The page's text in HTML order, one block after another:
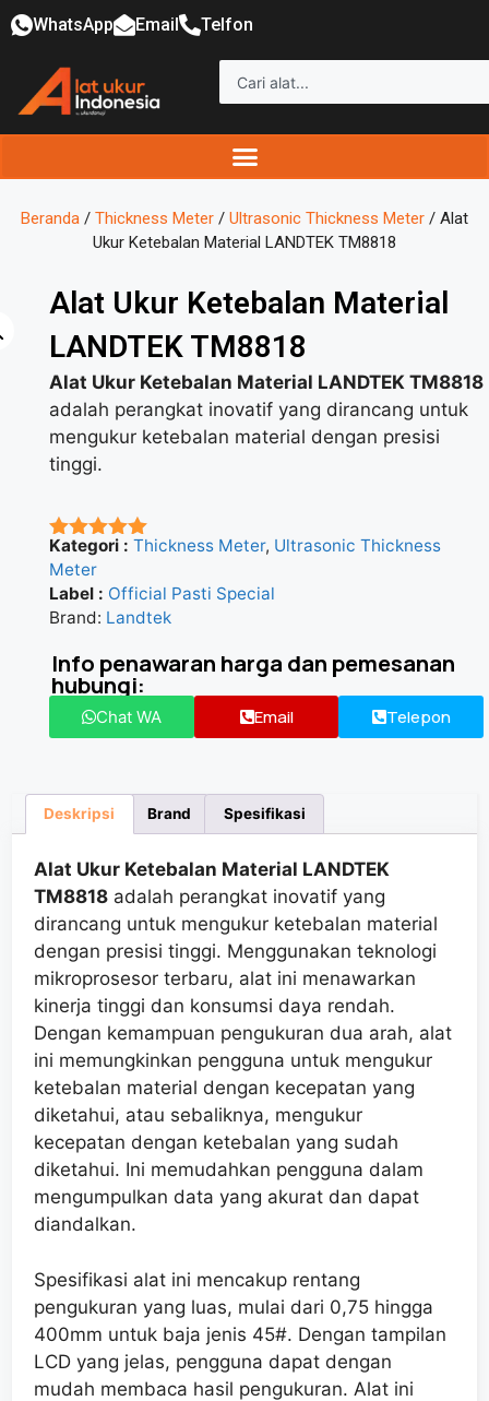
WhatsApp Email Telfon
Beranda / Thickness Meter / Ultrasonic Thickness Meter / Alat
Ukur Ketebalan Material LANDTEK TM8818
Alat Ukur Ketebalan Material
LANDTEK TM8818
Alat Ukur Ketebalan Material LANDTEK TM8818
adalah perangkat inovatif yang dirancang untuk
mengukur ketebalan material dengan presisi
tinggi.
★★★★★
Kategori : Thickness Meter, Ultrasonic Thickness
Meter
Label : Official Pasti Special
Brand: Landtek
Info penawaran harga dan pemesanan
hubungi:
Chat WA Email Telepon
Deskripsi Brand Spesifikasi
Alat Ukur Ketebalan Material LANDTEK
TM8818 adalah perangkat inovatif yang
dirancang untuk mengukur ketebalan material
dengan presisi tinggi. Menggunakan teknologi
mikroprosesor terbaru, alat ini menawarkan
kinerja tinggi dan konsumsi daya rendah.
Dengan kemampuan pengukuran dua arah, alat
ini memungkinkan pengguna untuk mengukur
ketebalan material dengan kecepatan yang
diketahui, atau sebaliknya, mengukur
kecepatan dengan ketebalan yang sudah
diketahui. Ini memudahkan pengguna dalam
mengumpulkan data yang akurat dan dapat
diandalkan.
Spesifikasi alat ini mencakup rentang
pengukuran yang luas, mulai dari 0,75 hingga
400mm untuk baja jenis 45#. Dengan tampilan
LCD yang jelas, pengguna dapat dengan
mudah membaca hasil pengukuran. Alat ini